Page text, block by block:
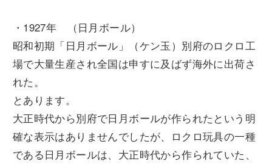
・1927年 （日月ボール）
昭和初期「日月ボール」（ケン玉）別府のロクロ工
場で大量生産され全国は申すに及ばず海外に出荷さ
れた。
とあります。
大正時代から別府で日月ボールが作られたという明
確な表示はありませんでしたが、ロクロ玩具の一種
である日月ボールは、大正時代から作られていた、